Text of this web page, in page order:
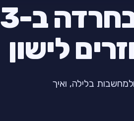
למה אני מתעורר/ת בחרדה ב-3
לישון
ולמחשבות בלילה, ואיך